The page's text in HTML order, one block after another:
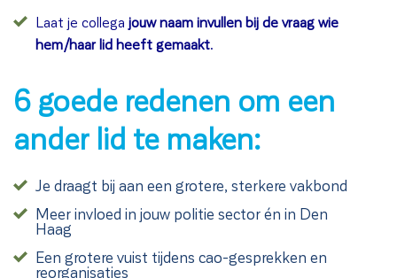
Laat je collega jouw naam invullen bij de vraag wie
hem/haar lid heeft gemaakt.
6 goede redenen om een
ander lid te maken:
Je draagt bij aan een grotere, sterkere vakbond
Meer invloed in jouw politie sector én in Den
Haag
Een grotere vuist tijdens cao-gesprekken en
reorganisaties